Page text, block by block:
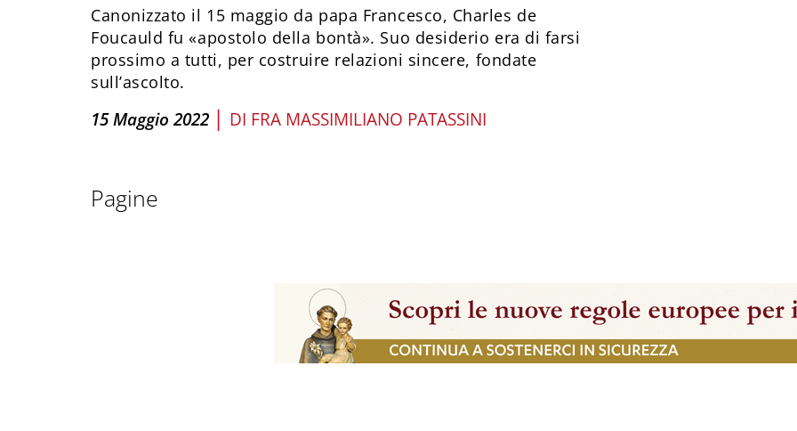
Canonizzato il 15 maggio da papa Francesco, Charles de
Foucauld fu «apostolo della bontà». Suo desiderio era di farsi
prossimo a tutti, per costruire relazioni sincere, fondate
sull’ascolto.
15 Maggio 2022 | DI FRA MASSIMILIANO PATASSINI
Pagine